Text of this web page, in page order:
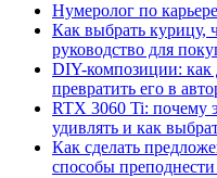
Нумеролог по
Как выбрать курицу,
руководство для
DIY-композиции: как
превратить его в
RTX 3060 Ti: почему
удивлять и как
Как сделать
способы